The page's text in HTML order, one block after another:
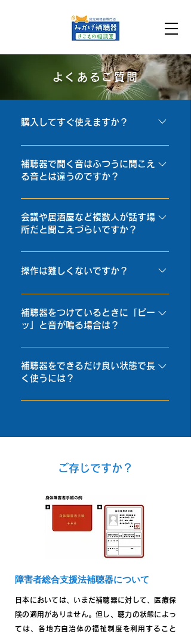
よくあるご質問
購入してすぐ使えますか？
補聴器は精密な電子機器です。最近
の補聴器は、音抑制機能や場面にあ
わせたチャンネル機能など、聞きた
様のご要望や耳の聞こえに合わせて
補聴器を選び、必要な音がわかりや
ので、お気軽にご相談ください。
補聴器で聞く音はふつうに聞こえ
る音とは違うのですか？
補聴器から聞こえる音は、音の伝わ
り方の違いにより、今まで聞いてい
た音とは少し違った印象を受ける場
自然な聞こえに近いものもあります
会議や居酒屋など複数人が話す場
所だと聞こえづらいですか？
会議や酒席の場で、どうも話が聞き
取りにくい！このような訴えをとく
ます。だんだんと低下してきた聴力
に加え、大勢の人の中での会話はも
ともと聞き取りにくいものです。ざ
の方向感覚がもっとも大切な要素の
1つになります。耳は左右のバラン
とがむずかしくなります。こういっ
を両耳に装用することで、左右の耳
が聞こえを補い合い、方向感覚のバ
ランスを崩すことなく、補聴効果を
上げることができます。
操作は難しくないですか？
最近では電池交換不要の、充電式補
聴器が人気です。環境に合わせて音
質も自動で調整できる高性能な補聴
る器種もあります。
補聴器をつけているときに「ピー
ッ」と音が鳴る場合は？
補聴器からピーピー音が鳴る現象
を”ハウリング”と言います。ハウリ
ングの主な原因は、補聴器で増幅さ
器と耳との間の隙間から音が漏れる
きちんと耳の穴に入っていないと、
ことがあります。耳掛け補聴器でハ
ウリングする場合は、耳の型を採取
して作る、オーダーメイド耳栓（イ
ヤモールド）でハウリングを抑える
ことができます。当店では店舗で作
整ができます。
補聴器をできるだけ良い状態で長
く使うには？
補聴器はメガネと同じように毎日身
くお使いいただけるようになりま
す。まず、補聴器は水分を嫌う精密
必ず乾燥ケースに保管し、雨などで
濡れてしまった場合には、乾いた布
やティッシュで軽く補聴器本体を拭
い、水分が残らないようにしてくだ
さい。乾燥ケースに補聴器を入れる
際は、必ず空気電池の余計な放電を
ください。また、補聴器の耳の中に
入る部分は、どうしても耳垢や汚れ
​ご存じですか？
障害者総合支援法補聴器について
日本においては、いまだ補聴器に対して、医療保
険の適用がありません。但し、聴力の状態によっ
ては、各地方自治体の福祉制度を利用すること